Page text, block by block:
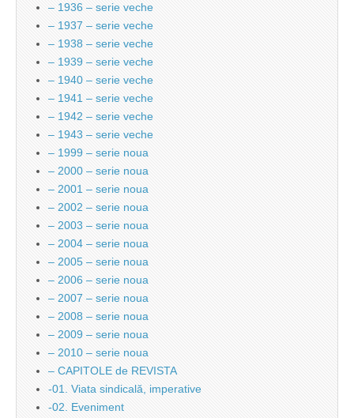
– 1936 – serie veche
– 1937 – serie veche
– 1938 – serie veche
– 1939 – serie veche
– 1940 – serie veche
– 1941 – serie veche
– 1942 – serie veche
– 1943 – serie veche
– 1999 – serie noua
– 2000 – serie noua
– 2001 – serie noua
– 2002 – serie noua
– 2003 – serie noua
– 2004 – serie noua
– 2005 – serie noua
– 2006 – serie noua
– 2007 – serie noua
– 2008 – serie noua
– 2009 – serie noua
– 2010 – serie noua
– CAPITOLE de REVISTA
-01. Viata sindicală, imperative
-02. Eveniment